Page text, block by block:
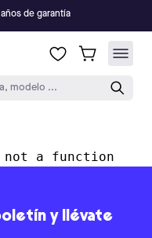
de garantía
modelo ...
a function
y llévate